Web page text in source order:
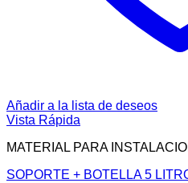
Añadir a la lista de deseos
Vista Rápida
MATERIAL PARA
SOPORTE + BOTELLA 5